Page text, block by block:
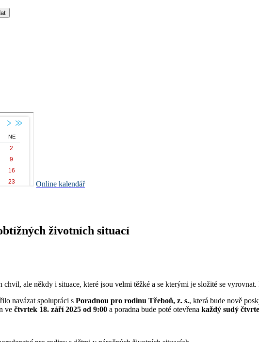
Online kalendář
životních situací
ale někdy i situace, které jsou velmi těžké a se kterými je složité se
navázat spolupráci s Poradnou pro rodinu Třeboň, z. s., která bude nově
ve čtvrtek 18. září 2025 od 9:00 a poradna bude poté otevřena každý sudý